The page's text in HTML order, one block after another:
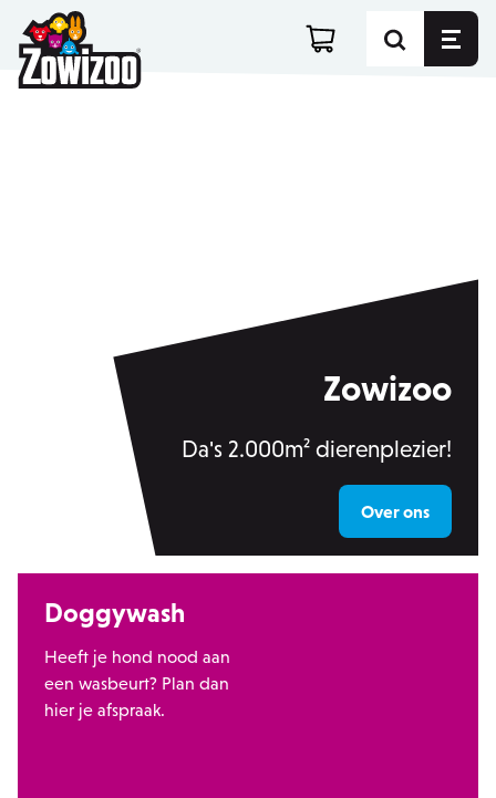
Zowizoo
Da's 2.000m² dierenplezier!
Over ons
Doggywash
Heeft je hond nood aan
een wasbeurt? Plan dan
hier je afspraak.